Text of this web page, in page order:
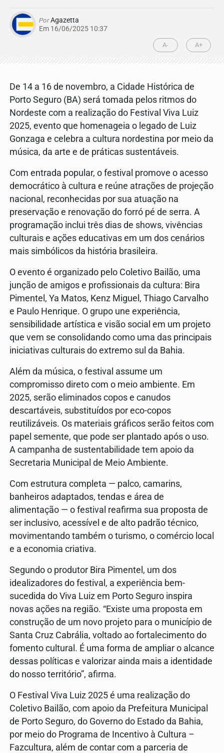
PorAgazetta
Em 16/06/2025 10:37
A- A+
De 14 a 16 de novembro, a Cidade Histórica de
Porto Seguro (BA) será tomada pelos ritmos do
Nordeste com a realização do Festival Viva Luiz
2025, evento que homenageia o legado de Luiz
Gonzaga e celebra a cultura nordestina por meio da
música, da arte e de práticas sustentáveis.
Com entrada popular, o festival promove o acesso
democrático à cultura e reúne atrações de projeção
nacional, reconhecidas por sua atuação na
preservação e renovação do forró pé de serra. A
programação inclui três dias de shows, vivências
culturais e ações educativas em um dos cenários
mais simbólicos da história brasileira.
O evento é organizado pelo Coletivo Bailão, uma
junção de amigos e profissionais da cultura: Bira
Pimentel, Ya Matos, Kenz Miguel, Thiago Carvalho
e Paulo Henrique. O grupo une experiência,
sensibilidade artística e visão social em um projeto
que vem se consolidando como uma das principais
iniciativas culturais do extremo sul da Bahia.
Além da música, o festival assume um
compromisso direto com o meio ambiente. Em
2025, serão eliminados copos e canudos
descartáveis, substituídos por eco-copos
reutilizáveis. Os materiais gráficos serão feitos com
papel semente, que pode ser plantado após o uso.
A campanha de sustentabilidade tem apoio da
Secretaria Municipal de Meio Ambiente.
Com estrutura completa — palco, camarins,
banheiros adaptados, tendas e área de
alimentação — o festival reafirma sua proposta de
ser inclusivo, acessível e de alto padrão técnico,
movimentando também o turismo, o comércio local
e a economia criativa.
Segundo o produtor Bira Pimentel, um dos
idealizadores do festival, a experiência bem-
sucedida do Viva Luiz em Porto Seguro inspira
novas ações na região. “Existe uma proposta em
construção de um novo projeto para o município de
Santa Cruz Cabrália, voltado ao fortalecimento do
fomento cultural. É uma forma de ampliar o alcance
dessas políticas e valorizar ainda mais a identidade
do nosso território”, afirma.
O Festival Viva Luiz 2025 é uma realização do
Coletivo Bailão, com apoio da Prefeitura Municipal
de Porto Seguro, do Governo do Estado da Bahia,
por meio do Programa de Incentivo à Cultura –
Fazcultura, além de contar com a parceria de